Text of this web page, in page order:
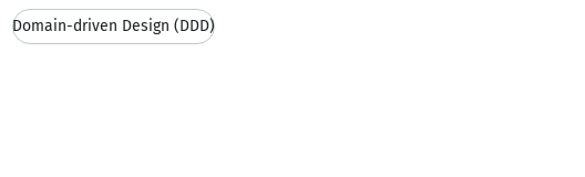
Domain-driven Design (DDD)